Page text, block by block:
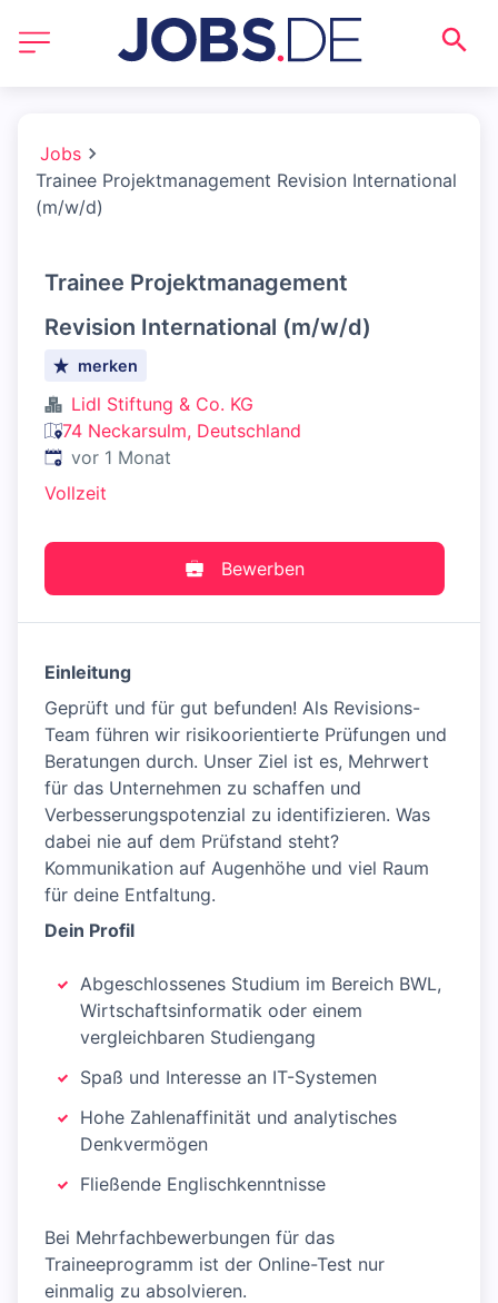
Jobs
Trainee Projektmanagement Revision International
(m/w/d)
Trainee Projektmanagement
Revision International (m/w/d)
merken
Lidl Stiftung & Co. KG
74 Neckarsulm, Deutschland
Veröffentlicht:
vor 1 Monat
Vollzeit
Bewerben
Einleitung
Geprüft und für gut befunden! Als Revisions-
Team führen wir risikoorientierte Prüfungen und
Beratungen durch. Unser Ziel ist es, Mehrwert
für das Unternehmen zu schaffen und
Verbesserungspotenzial zu identifizieren. Was
dabei nie auf dem Prüfstand steht?
Kommunikation auf Augenhöhe und viel Raum
für deine Entfaltung.
Dein Profil
Abgeschlossenes Studium im Bereich BWL,
Wirtschaftsinformatik oder einem
vergleichbaren Studiengang
Spaß und Interesse an IT-Systemen
Hohe Zahlenaffinität und analytisches
Denkvermögen
Fließende Englischkenntnisse
Bei Mehrfachbewerbungen für das
Traineeprogramm ist der Online-Test nur
einmalig zu absolvieren.